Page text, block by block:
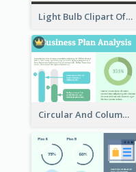
Light Bulb Clipart Of New Ideas
Circular And Column Information